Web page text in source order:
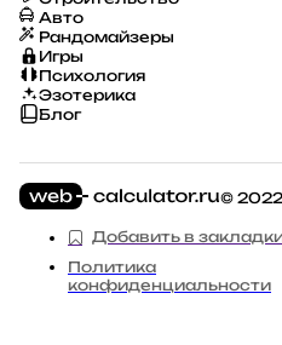
Авто
Рандомайзеры
Игры
Психология
Эзотерика
Блог
©
Добавить в
Политика
конфиденциальности